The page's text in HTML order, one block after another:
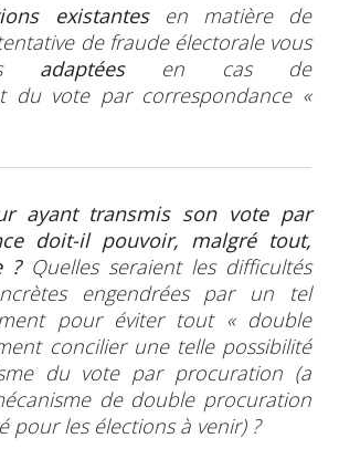
existantes en matière de
de fraude électorale vous
adaptées en cas de
du vote par correspondance «
ayant transmis son vote par
doit-il pouvoir, malgré tout,
? Quelles seraient les difficultés
engendrées par un tel
pour éviter tout « double
concilier une telle possibilité
du vote par procuration (a
de double procuration
pour les élections à venir) ?